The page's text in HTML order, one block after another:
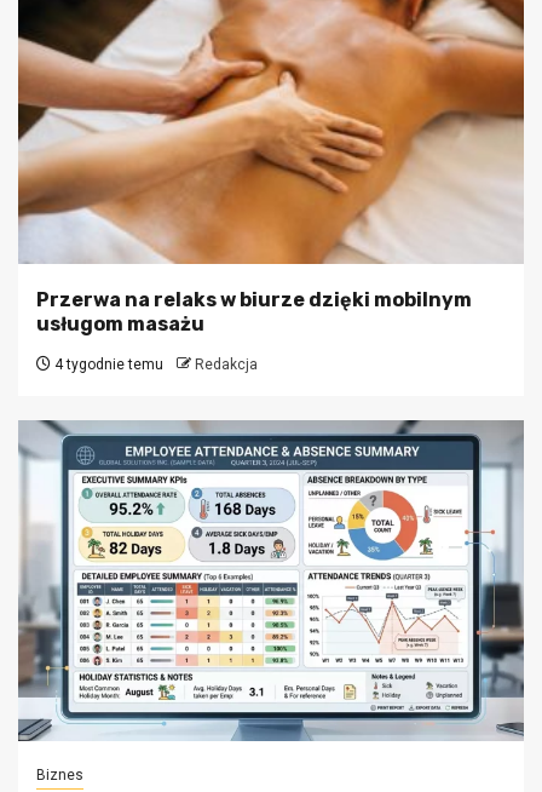
Przerwa na relaks w biurze dzięki mobilnym
usługom masażu
4 tygodnie temu Redakcja
Biznes